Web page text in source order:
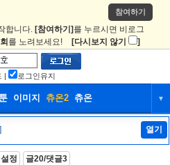
참여하기
합니다. [참여하기] 를 누르시면 비로그
를 노려보세요! [다시보지 않기 ]
| 로그인유지
이미지 츄온2 츄온 ▼
애니만화
츄온2
열기
정 글20/댓글3